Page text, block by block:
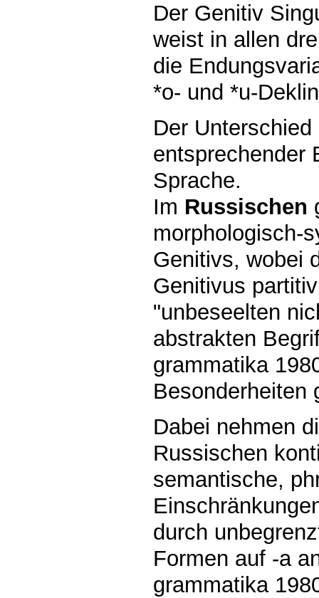
Der Genitiv
weist in allen
die
*o- und *u-
Der
entsprechender
Sprache.
Im Russischen
morphologisch-
Genitivs, wobei
Genitivus
"unbeseelten
abstrakten
grammatika
Dabei nehmen
Russischen
semantische,
durch
Formen auf -a
grammatika